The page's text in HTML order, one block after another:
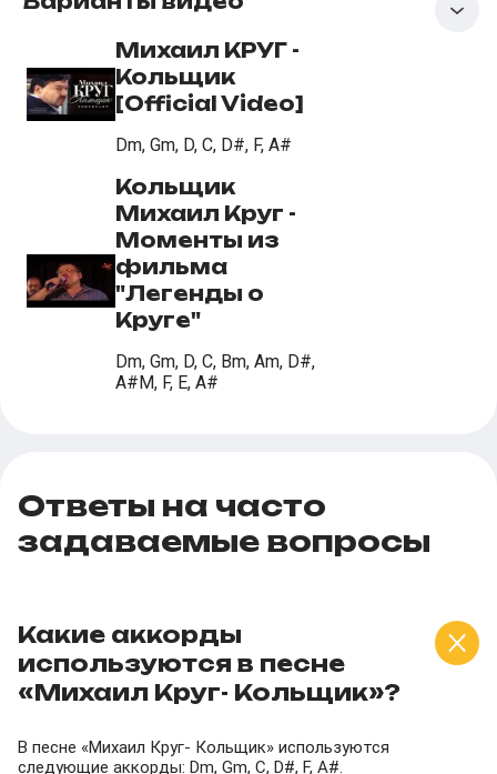
Михаил КРУГ -
Кольщик
[Official Video]
Dm, Gm, D, C, D#, F, A#
Кольщик
Михаил Круг -
Моменты из
фильма
"Легенды о
Круге"
Dm, Gm, D, C, Bm, Am, D#,
A#M, F, E, A#
Ответы на часто
задаваемые вопросы
Какие аккорды
используются в песне
«Михаил Круг- Кольщик»?
В песне «Михаил Круг- Кольщик» используются
следующие аккорды: Dm, Gm, C, D#, F, A#.